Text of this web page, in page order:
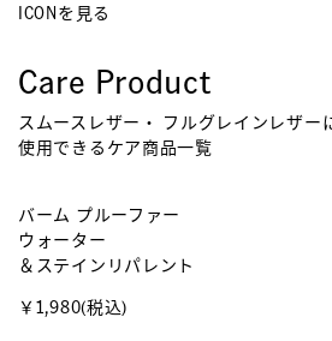
ICONを見る
Care Product
スムースレザー・ フルグレインレザー
使用できるケア商品一覧
バーム プルーファー
ウォーター
＆ステインリパレント
￥1,980(税込)